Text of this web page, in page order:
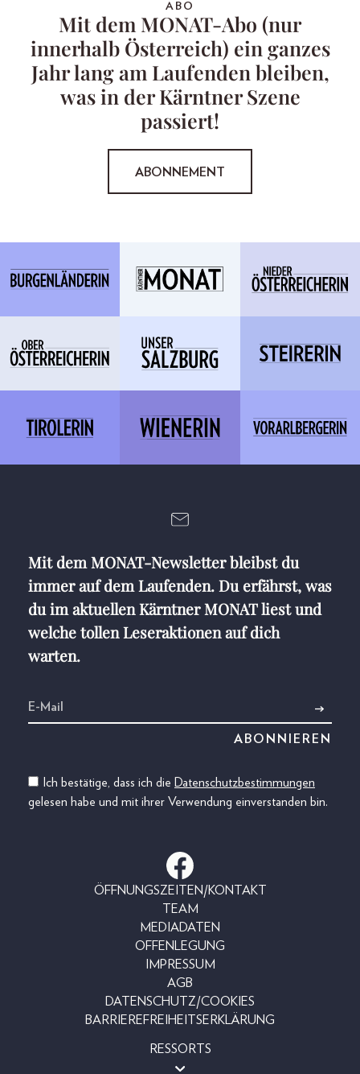
ABO
Mit dem MONAT-Abo (nur
innerhalb Österreich) ein ganzes
Jahr lang am Laufenden bleiben,
was in der Kärntner Szene
passiert!
ABONNEMENT
Mit dem MONAT-Newsletter bleibst du
immer auf dem Laufenden. Du erfährst, was
du im aktuellen Kärntner MONAT liest und
welche tollen Leseraktionen auf dich
warten.
Ich bestätige, dass ich die Datenschutzbestimmungen
gelesen habe und mit ihrer Verwendung einverstanden bin.
ÖFFNUNGSZEITEN/KONTAKT
TEAM
MEDIADATEN
OFFENLEGUNG
IMPRESSUM
AGB
DATENSCHUTZ/COOKIES
BARRIEREFREIHEITSERKLÄRUNG
RESSORTS